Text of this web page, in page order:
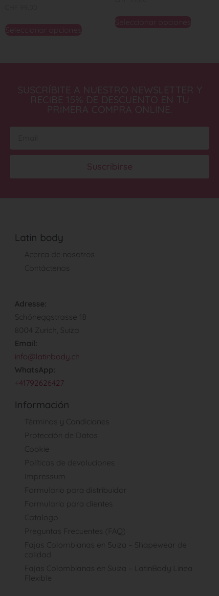
Seleccionar opciones
Seleccionar opciones
SUSCRÍBITE A NUESTRO NEWSLETTER Y
RECIBE 15% DE DESCUENTO EN TU
PRIMERA COMPRA ONLINE.
Suscribirse
Latin body
Acerca de nosotros
Contáctenos
Adresse:
Schöneggstrasse 18
8004 Zurich, Suiza
Email:
info@latinbody.ch
WhatsApp:
+41792626427
Información
Términos y Condiciones
Protección de Datos
Cookie
Políticas de devoluciones
Impressum
Formulario para distribuidor
Formulario para clientes
Catalogo
Preguntas Frecuentes (FAQ)
Fajas Colombianas en Suiza – Shapewear de
calidad
Fajas Colombianas en Suiza – LatinBody Linea
Flexible